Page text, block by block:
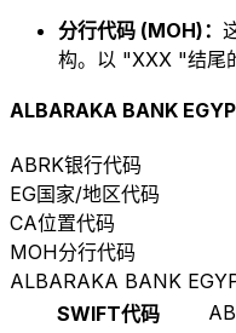
分行代码 (MOH)：
构。以 "XXX "结尾
ALBARAKA BANK
ABRK银行代码
EG国家/地区代码
CA位置代码
MOH分行代码
ALBARAKA BANK
SWIFT代码